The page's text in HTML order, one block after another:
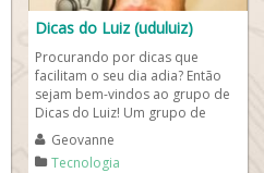
Dicas do Luiz (uduluiz)
Procurando por dicas que
facilitam o seu dia adia? Então
sejam bem-vindos ao grupo de
Dicas do Luiz! Um grupo de
WhatsApp criado para
compartilhar com vocês...
Geovanne
Tecnologia